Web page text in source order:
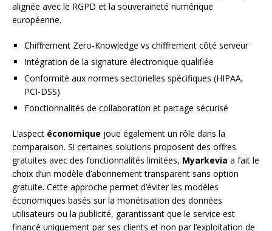
alignée avec le RGPD et la souveraineté numérique
européenne.
Chiffrement Zero-Knowledge vs chiffrement côté serveur
Intégration de la signature électronique qualifiée
Conformité aux normes sectorielles spécifiques (HIPAA,
PCI-DSS)
Fonctionnalités de collaboration et partage sécurisé
L’aspect économique joue également un rôle dans la
comparaison. Si certaines solutions proposent des offres
gratuites avec des fonctionnalités limitées, Myarkevia a fait le
choix d’un modèle d’abonnement transparent sans option
gratuite. Cette approche permet d’éviter les modèles
économiques basés sur la monétisation des données
utilisateurs ou la publicité, garantissant que le service est
financé uniquement par ses clients et non par l’exploitation de